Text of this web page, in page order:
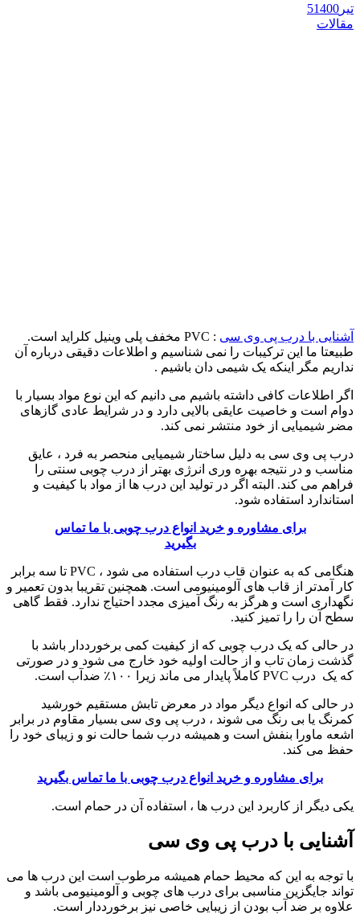
تیر 51400
مقالات
آشنایی با درب پی وی سی
: PVC مخفف پلی وینیل کلراید است.
طبیعتا ما این ترکیبات را نمی شناسیم و اطلاعات دقیقی درباره آن
نداریم مگر اینکه یک شیمی دان باشیم .
اگر اطلاعات کافی داشته باشیم می دانیم که این نوع مواد بسیار با
دوام است و خاصیت عایقی بالایی دارد و در شرایط عادی گازهای
مضر شیمیایی از خود منتشر نمی کند.
درب پی وی سی به دلیل ساختار شیمیایی منحصر به فرد ، عایق
مناسب و در نتیجه بهره وری انرژی بهتر از درب چوبی سنتی را
فراهم می کند. البته اگر در تولید این درب ها از مواد با کیفیت و
استاندارد استفاده شود.
برای مشاوره و خرید انواع درب چوبی با ما تماس
بگیرید
هنگامی که به عنوان قاب درب استفاده می شود ، PVC تا سه برابر
کار آمدتر از قاب های آلومینیومی است. همچنین تقریبا بدون تعمیر و
نگهداری است و هرگز به رنگ آمیزی مجدد احتیاج ندارد. فقط گاهی
سطح آن را را تمیز کنید.
در حالی که یک درب چوبی که از کیفیت کمی برخورددار باشد با
گذشت زمان تاب و از حالت اولیه خود خارج می شود و در صورتی
که یک درب PVC کاملاً پایدار می ماند زیرا ۱۰۰٪ ضدآب است.
در حالی که انواع دیگر مواد در معرض تابش مستقیم خورشید
کمرنگ یا بی رنگ می شوند ، درب پی وی سی بسیار مقاوم در برابر
اشعه ماورا بنفش است و همیشه درب شما حالت نو و زیبای خود را
حفظ می کند.
برای مشاوره و خرید انواع درب چوبی با ما تماس بگیرید
یکی دیگر از کاربرد این درب ها ، استفاده آن در حمام است.
آشنایی با درب پی وی سی
با توجه به این که محیط حمام همیشه مرطوب است این درب ها می
تواند جایگزین مناسبی برای درب های چوبی و آلومینیومی باشد و
علاوه بر ضد آب بودن از زیبایی خاصی نیز برخورددار است.